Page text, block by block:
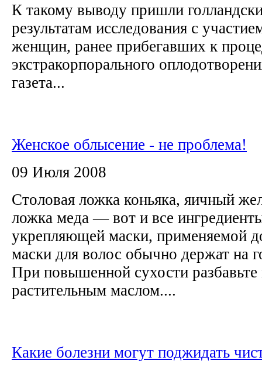
К такому выводу пришли
результатам исследования с
женщин, ранее прибегавших к
экстракорпорального
газета...
Женское облысение - не проблема!
09 Июля 2008
Столовая ложка коньяка, яичный
ложка меда — вот и все
укрепляющей маски, применяемой
маски для волос обычно держат на
При повышенной сухости разбавьте
растительным маслом....
Какие болезни могут поджидать